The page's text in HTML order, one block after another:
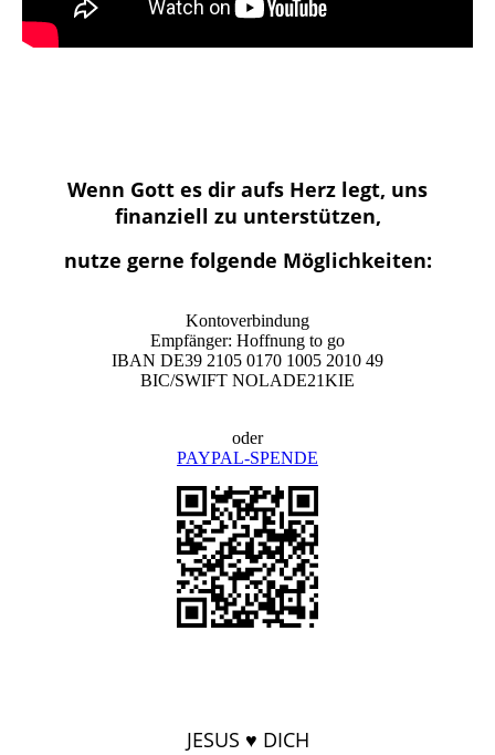
Wenn Gott es dir aufs Herz legt, uns
finanziell zu unterstützen,
nutze gerne folgende Möglichkeiten:
Kontoverbindung
Empfänger: Hoffnung to go
IBAN DE39 2105 0170 1005 2010 49
BIC/SWIFT NOLADE21KIE
oder
PAYPAL-SPENDE
JESUS ♥ DICH